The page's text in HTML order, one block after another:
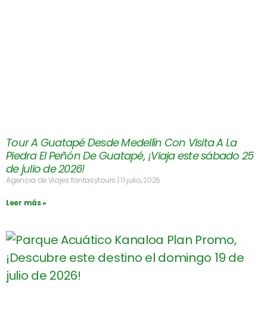
Tour A Guatapé Desde Medellín Con Visita A La
Piedra El Peñón De Guatapé, ¡Viaja este sábado 25
de julio de 2026!
Agencia de Viajes fantasytours 11 julio, 2026
Leer más »